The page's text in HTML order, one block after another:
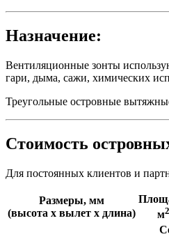
Назначение:
Вентиляционные зонты
гари, дыма, сажи, химических
Треугольные островные
Стоимость
Для постоянных клиентов и
Размеры, мм
(высота х вылет х длина)
м2